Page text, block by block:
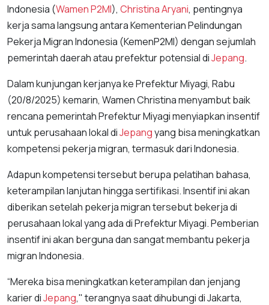
Indonesia (Wamen P2MI), Christina Aryani, pentingnya
kerja sama langsung antara Kementerian Pelindungan
Pekerja Migran Indonesia (KemenP2MI) dengan sejumlah
pemerintah daerah atau prefektur potensial diJepang.
Dalam kunjungan kerjanya ke Prefektur Miyagi, Rabu
(20/8/2025) kemarin, Wamen Christina menyambut baik
rencana pemerintah Prefektur Miyagi menyiapkan insentif
untuk perusahaan lokal diJepangyang bisa meningkatkan
kompetensi pekerja migran, termasuk dari Indonesia.
Adapun kompetensi tersebut berupa pelatihan bahasa,
keterampilan lanjutan hingga sertifikasi. Insentif ini akan
diberikan setelah pekerja migran tersebut bekerja di
perusahaan lokal yang ada di Prefektur Miyagi. Pemberian
insentif ini akan berguna dan sangat membantu pekerja
migran Indonesia.
“Mereka bisa meningkatkan keterampilan dan jenjang
karier diJepang," terangnya saat dihubungi di Jakarta,